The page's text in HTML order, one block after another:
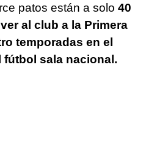
patos están a solo 40
al club a la Primera
temporadas en el
sala nacional.